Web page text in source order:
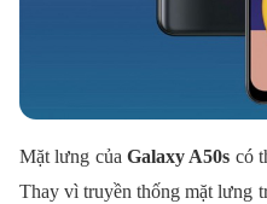
Mặt lưng của Galaxy A50s có
Thay vì truyền thống mặt lưng